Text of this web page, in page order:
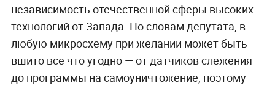
независимость отечественной сферы высоких
технологий от Запада. По словам депутата, в
любую микросхему при желании может быть
вшито всё что угодно — от датчиков слежения
до программы на самоуничтожение, поэтому